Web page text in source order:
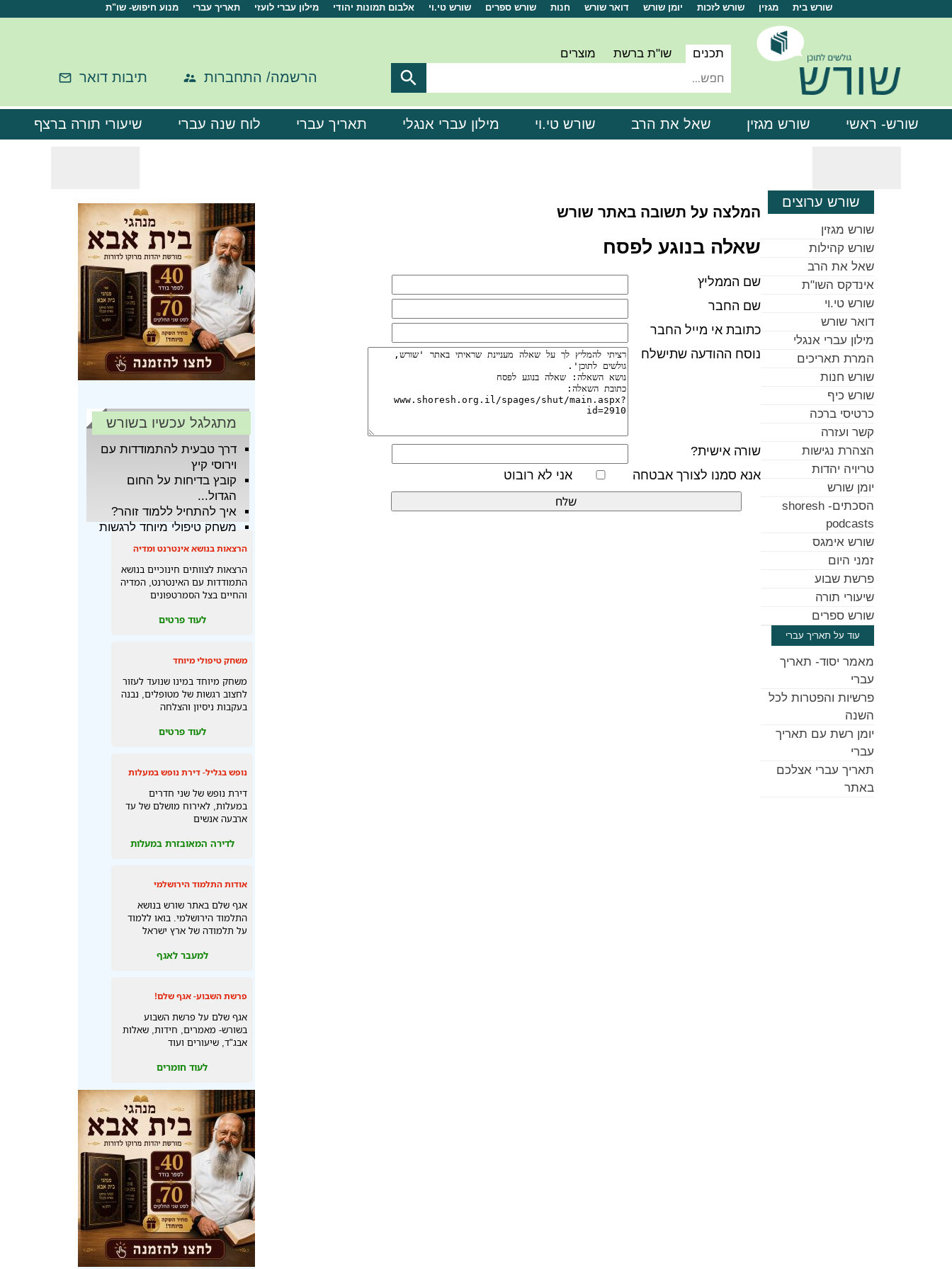
שורש בית מגזין שורש לזכות יומן שורש דואר שורש חנות שורש ספרים שורש טי.וי אלבום תמונות יהודי מילון עברי לועזי תאריך עברי מנוע חיפוש- שו"ת
תכנים שו"ת ברשת מוצרים
 תיבות דואר הרשמה/ התחברות
שורש- ראשי שורש מגזין שאל את הרב שורש טי.וי מילון עברי אנגלי תאריך עברי לוח שנה עברי שיעורי תורה ברצף
שורש ערוצים
שורש מגזין
שורש קהילות
שאל את הרב
אינדקס השו"ת
שורש טי.וי
דואר שורש
מילון עברי אנגלי
המרת תאריכים
שורש חנות
שורש כיף
כרטיסי ברכה
קשר ועזרה
הצהרת נגישות
טריויה יהדות
יומן שורש
הסכתים- shoresh
podcasts
שורש אימגס
זמני היום
פרשת שבוע
שיעורי תורה
שורש ספרים
עוד על תאריך עברי
מאמר יסוד- תאריך
עברי
פרשיות והפטרות לכל
השנה
יומן רשת עם תאריך
עברי
תאריך עברי אצלכם
באתר
המלצה על תשובה באתר שורש
שאלה בנוגע לפסח
שם הממליץ
שם החבר
כתובת אי מייל החבר
נוסח ההודעה שתישלח
שורה אישית?
אנא סמנו לצורך אבטחה
אני לא רובוט
מתגלגל עכשיו בשורש
דרך טבעית להתמודדות עם
וירוסי קיץ
קובץ בדיחות על החום
הגדול...
איך להתחיל ללמוד זוהר?
משחק טיפולי מיוחד לרגשות
הרצאות בנושא אינטרנט ומדיה
הרצאות לצוותים חינוכיים בנושא
התמודדות עם האינטרנט, המדיה
והחיים בצל הסמרטפונים
לעוד פרטים
משחק טיפולי מיוחד
משחק מיוחד במינו שנועד לעזור
לחצוב רגשות של מטופלים, נבנה
בעקבות ניסיון והצלחה
לעוד פרטים
נופש בגליל- דירת נופש במעלות
דירת נופש של שני חדרים
במעלות, לאירוח מושלם של עד
ארבעה אנשים
לדירה המאובזרת במעלות
אודות התלמוד הירושלמי
אגף שלם באתר שורש בנושא
התלמוד הירושלמי. בואו ללמוד
על תלמודה של ארץ ישראל
למעבר לאגף
פרשת השבוע- אגף שלם!
אגף שלם על פרשת השבוע
בשורש- מאמרים, חידות, שאלות
אבג"ד, שיעורים ועוד
לעוד חומרים